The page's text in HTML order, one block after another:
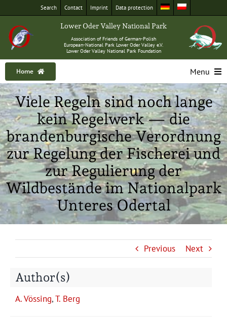
content
Search Con­tact Imprint Data pro­tec­tion
Low­er Oder Val­ley Nation­al Park
Asso­ci­a­tion of Friends of German-Polish
Euro­pean-Nation­al Park Low­er Oder Val­ley e.V.
Low­er Oder Val­ley Nation­al Park Foundation
Home
Menu
Home
Nation­al Park
Excur­sions
Big mam­mals
Nature con­ser­va­tion
Pub­li­ca­tions
About us
Viele Regeln sind noch lange
kein Regelwerk — die
brandenburgische Verordnung
zur Regelung der Fischerei und
zur Regulierung der
Wildbestände im Nationalpark
Unteres Odertal
Previous Next
Author(s)
A. Vöss­ing,T. Berg